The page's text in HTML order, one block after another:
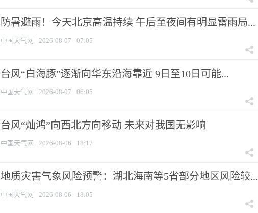
防暑避雨！今天北京高温持续 午后至夜间有明显雷雨局...
中国天气网 2026-08-07 07:05
台风“白海豚”逐渐向华东沿海靠近 9日至10日可能...
中国天气网 2026-08-07 06:05
台风“灿鸿”向西北方向移动 未来对我国无影响
中国天气网 2026-08-06 18:17
地质灾害气象风险预警：湖北海南等5省部分地区风险较...
中国天气网 2026-08-06 18:05